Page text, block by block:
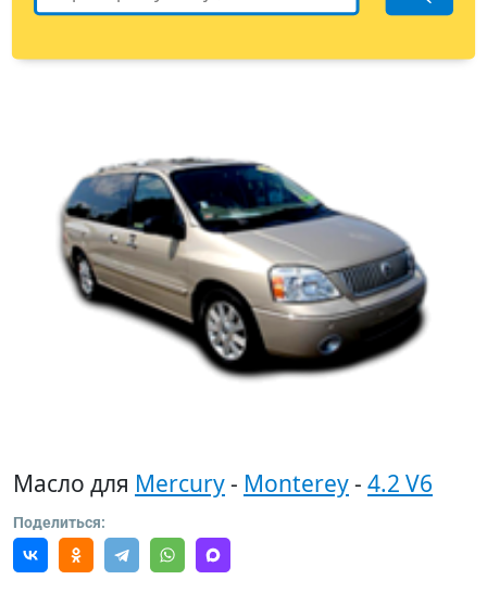
Масло для Mercury- Monterey- 4.2 V6
Поделиться: